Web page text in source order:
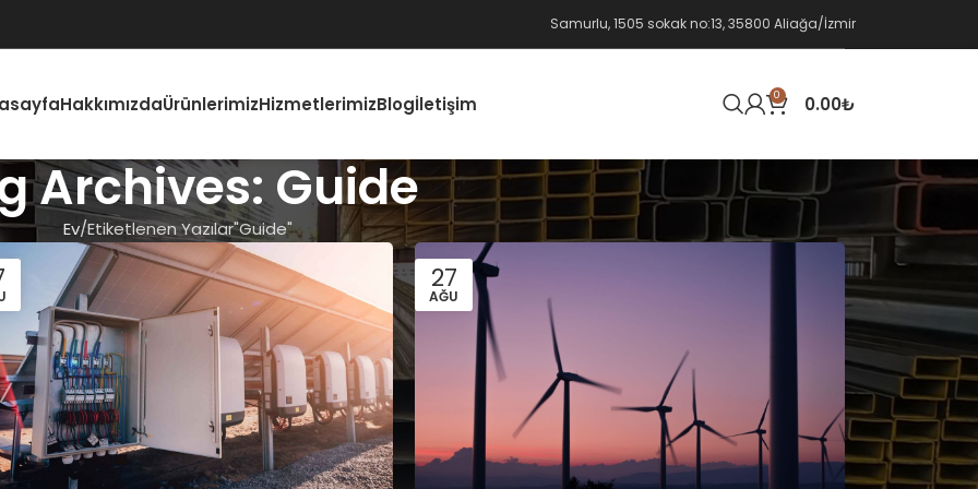
Samurlu, 1505 sokak no:13, 35800 Aliağa/İzmir
HakkımızdaÜrünlerimizHizmetlerimizBlogİletişim 0 0.00₺
Archives: Guide
Ev Etiketlenen Yazılar"Guide"
27
AĞU